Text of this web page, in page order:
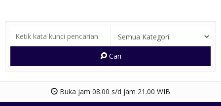
Cari
Buka jam 08.00 s/d jam 21.00 WIB